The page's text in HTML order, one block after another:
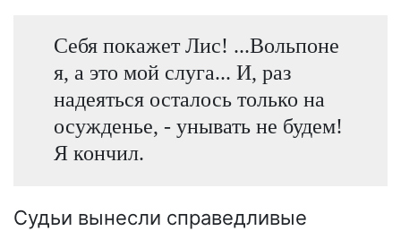
Себя покажет Лис! ...Вольпоне
я, а это мой слуга... И, раз
надеяться осталось только на
осужденье, - унывать не будем!
Я кончил.
Судьи вынесли справедливые